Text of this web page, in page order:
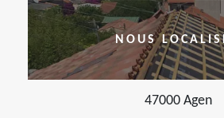
NOUS
47000 Agen